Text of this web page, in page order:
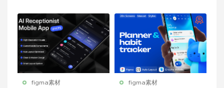
figma素材 figma素材